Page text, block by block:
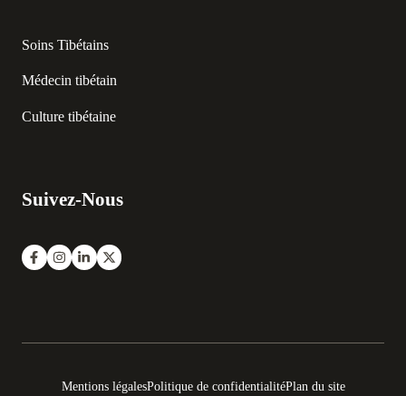
Soins Tibétains
Médecin tibétain
Culture tibétaine
Suivez-Nous
Mentions légalesPolitique de confidentialitéPlan du site